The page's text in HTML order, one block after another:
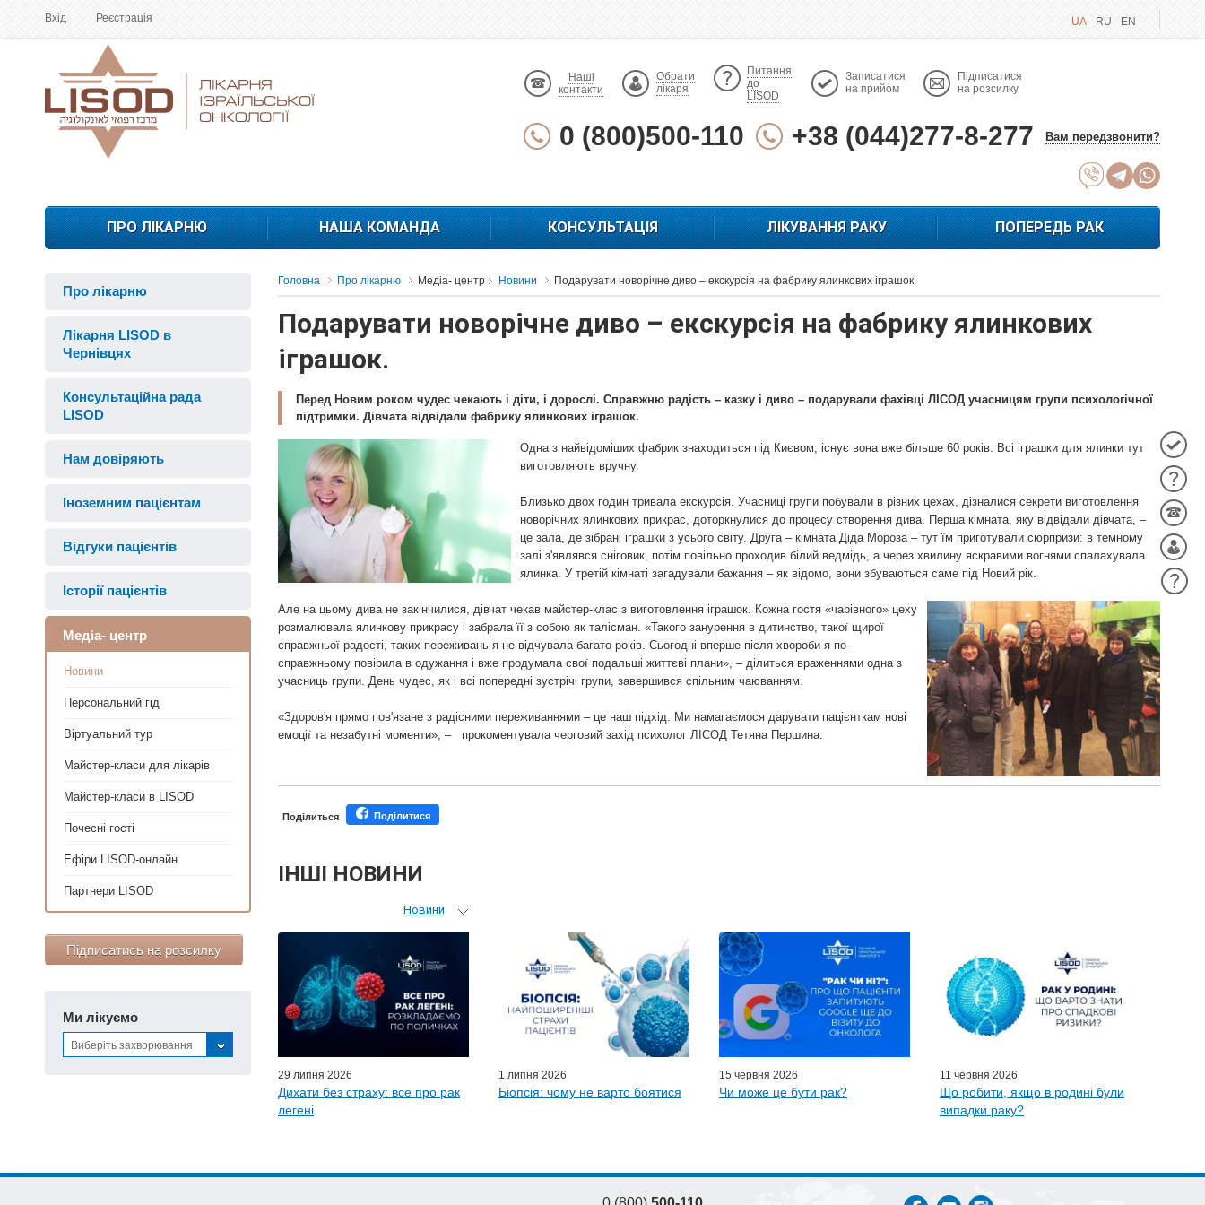
Вхід Реєстрація UA RU EN
Наші
контакти
Обрати
лікаря
Питання
до
LISOD
Записатися
на прийом
Підписатися
на розсилку
0 (800)500-110 +38 (044)277-8-277 Вам передзвонити?
ПРО ЛІКАРНЮ НАША КОМАНДА КОНСУЛЬТАЦІЯ ЛІКУВАННЯ РАКУ ПОПЕРЕДЬ РАК
Про лікарню
Лікарня LISOD в
Чернівцях
Консультаційна рада
LISOD
Нам довіряють
Іноземним пацієнтам
Відгуки пацієнтів
Історії пацієнтів
Медіа- центр
Новини
Персональний гід
Віртуальний тур
Майстер-класи для лікарів
Майстер-класи в LISOD
Почесні гості
Ефіри LISOD-онлайн
Партнери LISOD
Підписатись на розсилку
Ми лікуємо
Виберіть захворювання
Головна Про лікарню Медіа- центр Новини Подарувати новорічне диво – екскурсія на фабрику ялинкових іграшок.
Подарувати новорічне диво – екскурсія на фабрику ялинкових
іграшок.
Перед Новим роком чудес чекають і діти, і дорослі. Справжню радість – казку і диво – подарували фахівці ЛICОД учасницям групи психологічної
підтримки. Дівчата відвідали фабрику ялинкових іграшок.
Одна з найвідоміших фабрик знаходиться під Києвом, існує вона вже більше 60 років. Всі іграшки для ялинки тут
виготовляють вручну.
Близько двох годин тривала екскурсія. Учасниці групи побували в різних цехах, дізналися секрети виготовлення
новорічних ялинкових прикрас, доторкнулися до процесу створення дива. Перша кімната, яку відвідали дівчата, –
це зала, де зібрані іграшки з усього світу. Друга – кімната Діда Мороза – тут їм приготували сюрпризи: в темному
залі з'являвся сніговик, потім повільно проходив білий ведмідь, а через хвилину яскравими вогнями спалахувала
ялинка. У третій кімнаті загадували бажання – як відомо, вони збуваються саме під Новий рік.
Але на цьому дива не закінчилися, дівчат чекав майстер-клас з виготовлення іграшок. Кожна гостя «чарівного» цеху
розмалювала ялинкову прикрасу і забрала її з собою як талісман. «Такого занурення в дитинство, такої щирої
справжньої радості, таких переживань я не відчувала багато років. Сьогодні вперше після хвороби я по-
справжньому повірила в одужання і вже продумала свої подальші життєві плани», – ділиться враженнями одна з
учасниць групи. День чудес, як і всі попередні зустрічі групи, завершився спільним чаюванням.
«Здоров'я прямо пов'язане з радісними переживаннями – це наш підхід. Ми намагаємося дарувати пацієнткам нові
емоції та незабутні моменти», – прокоментувала черговий захід психолог ЛICОД Тетяна Першина.
Поділиться Поділитися
ІНШІ НОВИНИ
Новини
Персональний гід
Майстер-класи для лікарів
Почесні гості
Ефіри LISOD-онлайн
Партнери LISOD
29 липня 2026
Дихати без страху: все про рак
легені
1 липня 2026
Біопсія: чому не варто боятися
15 червня 2026
Чи може це бути рак?
11 червня 2026
Що робити, якщо в родині були
випадки раку?